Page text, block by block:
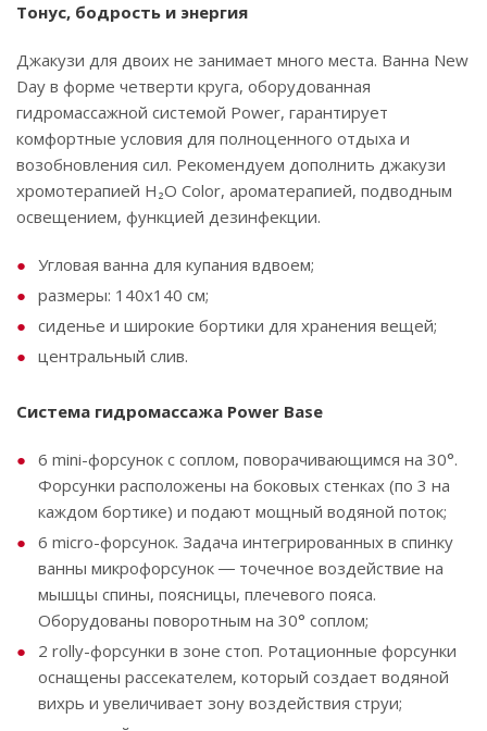
Тонус, бодрость и энергия
Джакузи для двоих не занимает много места. Ванна New
Day в форме четверти круга, оборудованная
гидромассажной системой Power, гарантирует
комфортные условия для полноценного отдыха и
возобновления сил. Рекомендуем дополнить джакузи
хромотерапией ‌H₂O‌ ‌Color,‌ ‌ароматерапией,‌ ‌подводным
‌освещением, функцией ‌дезинфекции.
Угловая ванна для купания вдвоем;
размеры: 140х140 см;
сиденье и широкие бортики для хранения вещей;
центральный слив.
Система гидромассажа Power Base
6 mini-форсунок с соплом, поворачивающимся на 30°.
Форсунки расположены на боковых стенках (по 3 на
каждом бортике) и подают мощный водяной поток;
6 micro-форсунок. Задача интегрированных в спинку
ванны микрофорсунок ― точечное воздействие на
мышцы спины, поясницы, плечевого пояса.
Оборудованы поворотным на 30° соплом;
2 rolly-форсунки в зоне стоп. Ротационные форсунки
оснащены рассекателем, который создает водяной
вихрь и увеличивает зону воздействия струи;